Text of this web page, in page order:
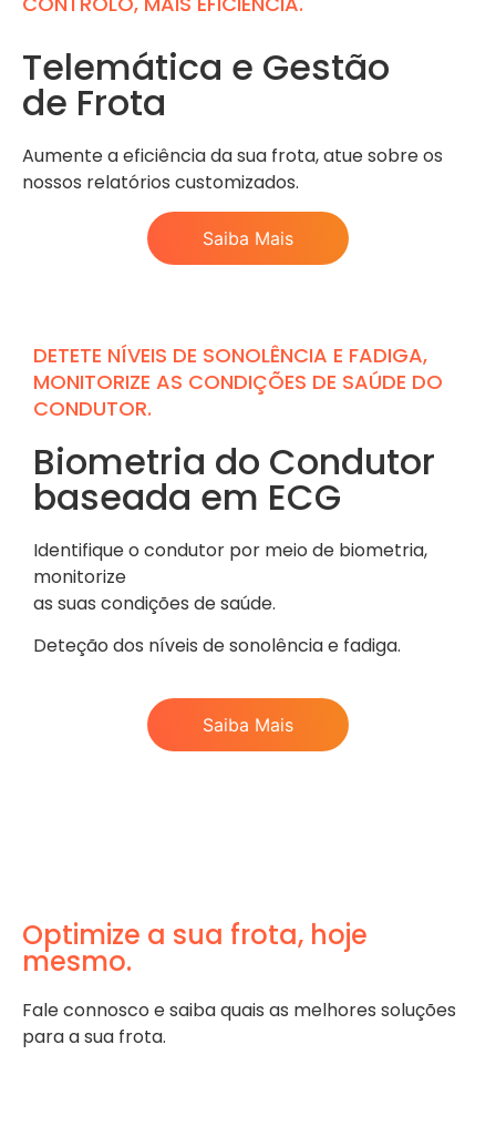
Telemática e Gestão
de Frota
Aumente a eficiência da sua frota, atue sobre os
nossos relatórios customizados.
Saiba Mais
DETETE NÍVEIS DE SONOLÊNCIA E FADIGA,
MONITORIZE AS CONDIÇÕES DE SAÚDE DO
CONDUTOR.
Biometria do Condutor
baseada em ECG
Identifique o condutor por meio de biometria,
monitorize
as suas condições de saúde.
Deteção dos níveis de sonolência e fadiga.
Saiba Mais
Optimize a sua frota, hoje
mesmo.
Fale connosco e saiba quais as melhores soluções
para a sua frota.